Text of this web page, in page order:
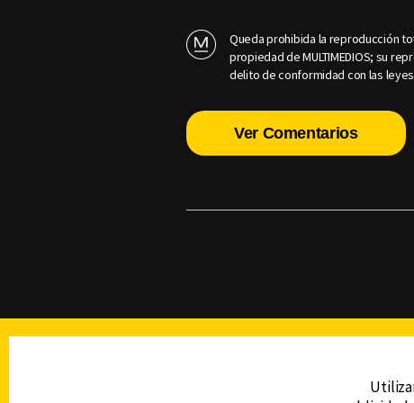
Queda prohibida la reproducción
propiedad de MULTIMEDIOS; su
delito de conformidad con las
Ver Comentarios